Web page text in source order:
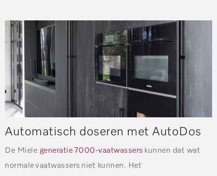
Automatisch doseren met AutoDos
De Miele generatie 7000-vaatwassers kunnen dat wat
normale vaatwassers niet kunnen. Het